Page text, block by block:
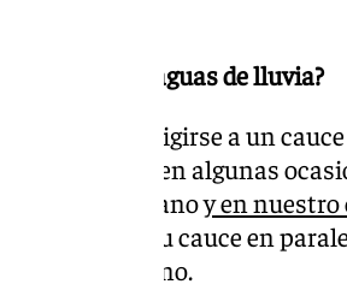
con las aguas de lluvia?
la ciudad y dirigirse a un
ríos y arroyos, en algunas
al ciudadanoy en nuestro
a lo largo de su cauce en
litoral marítimo.